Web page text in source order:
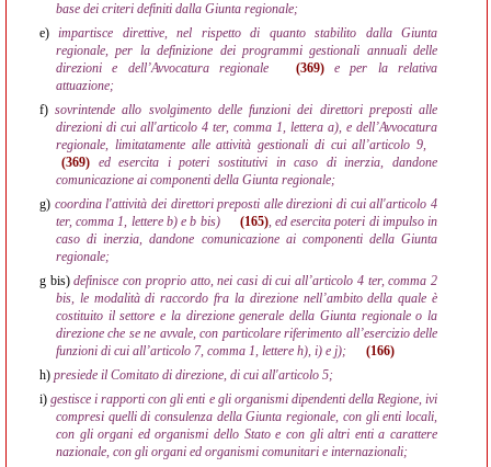
base dei criteri definiti dalla Giunta regionale;
e)impartisce direttive, nel rispetto di quanto stabilito dalla Giunta
regionale, per la definizione dei programmi gestionali annuali delle
direzioni e dell’Avvocatura regionale
(369)e per la relativa
attuazione;
f)sovrintende allo svolgimento delle funzioni dei direttori preposti alle
direzioni di cui all'articolo 4 ter, comma 1, lettera a), e dell’Avvocatura
regionale, limitatamente alle attività gestionali di cui all’articolo 9,
(369) ed esercita i poteri sostitutivi in caso di inerzia, dandone
comunicazione ai componenti della Giunta regionale;
g) coordina l'attività dei direttori preposti alle direzioni di cui all'articolo 4
ter, comma 1, lettere b) e b bis)
(165), ed esercita poteri di impulso in
caso di inerzia, dandone comunicazione ai componenti della Giunta
regionale;
g bis)definisce con proprio atto, nei casi di cui all’articolo 4 ter, comma 2
bis, le modalità di raccordo fra la direzione nell’ambito della quale è
costituito il settore e la direzione generale della Giunta regionale o la
direzione che se ne avvale, con particolare riferimento all’esercizio delle
funzioni di cui all’articolo 7, comma 1, lettere h), i) e j);
(166)
h) presiede il Comitato di direzione, di cui all'articolo 5;
i)gestisce i rapporti con gli enti e gli organismi dipendenti della Regione, ivi
compresi quelli di consulenza della Giunta regionale, con gli enti locali,
con gli organi ed organismi dello Stato e con gli altri enti a carattere
nazionale, con gli organi ed organismi comunitari e internazionali;